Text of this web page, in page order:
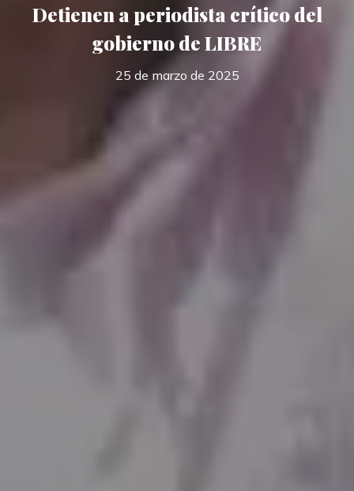
Detienen a periodista crítico del
gobierno de LIBRE
25 de marzo de 2025